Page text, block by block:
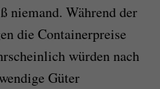
niemand. Während der
die Containerpreise
würden nach
Güter